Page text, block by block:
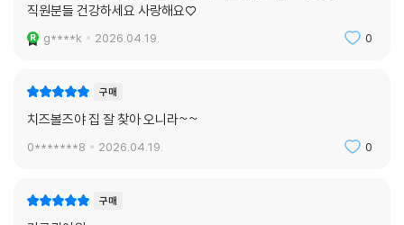
직원분들 건강하세요 사랑해요♡
g****k 2026.04.19. 0
구매
치즈볼즈야 집 잘 찾아 오니라~~
0*******8 2026.04.19. 0
구매